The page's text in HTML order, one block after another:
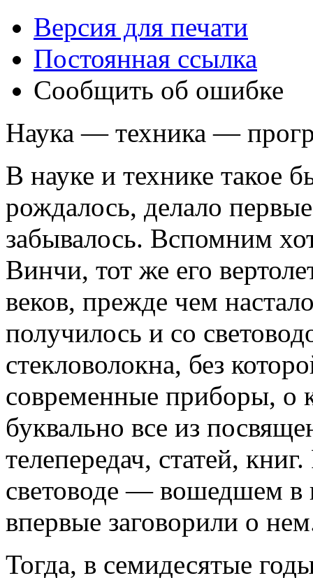
Версия для печати
Постоянная ссылка
Сообщить об ошибке
Наука — техника —
В науке и технике такое
рождалось, делало
забывалось. Вспомним
Винчи, тот же его
веков, прежде чем
получилось и со
стекловолокна, без
современные приборы, о
буквально все из
телепередач, статей,
световоде — вошедшем в
впервые заговорили о
Тогда, в семидесятые